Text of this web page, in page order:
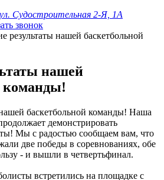
Судостроительная 2-Я, 1А
звонок
результаты нашей баскетбольной
нашей
команды!
Наша
демонстрировать
Мы с радостью сообщаем вам, что
две победы в соревнованиях, обе
- и вышли в четвертьфинал.
встретились на площадке с